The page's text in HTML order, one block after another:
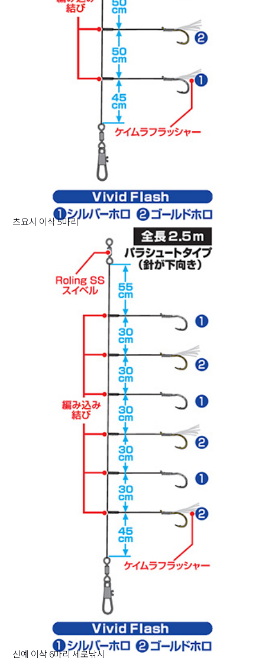
츠요시 이삭 5마리
신예 이삭 6마리 세로낚시